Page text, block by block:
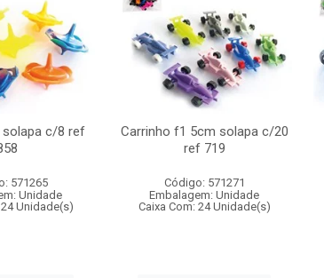
solapa c/8 ref
571265
Unidade
Unidade(s)
Carrinho f1 5cm solapa c/20
ref 719
Código: 571271
Embalagem: Unidade
Caixa Com: 24 Unidade(s)